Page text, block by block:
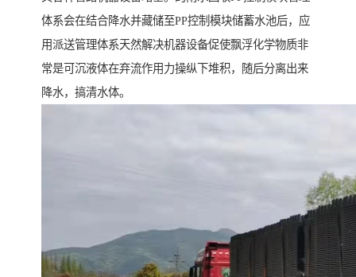
体系会在结合降水并藏储至PP控制模块储蓄水池后，应
用派送管理体系天然解决机器设备促使飘浮化学物质非
常是可沉液体在弃流作用力操纵下堆积，随后分离出来
降水，搞清水体。